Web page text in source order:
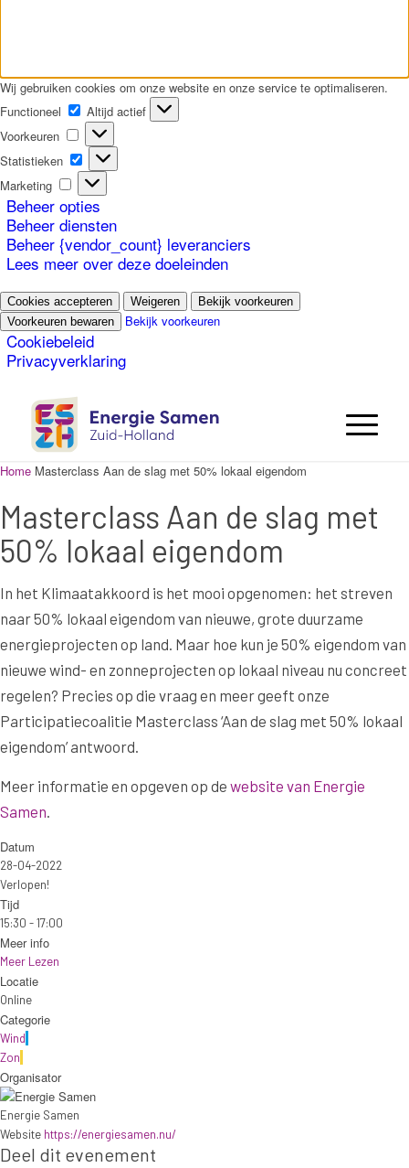
Wij gebruiken cookies om onze website en onze service te optimaliseren.
Functioneel
Functioneel
Altijd actief
Voorkeuren
Voorkeuren
Statistieken
Statistieken
Marketing
Marketing
Beheer opties
Beheer diensten
Beheer {vendor_count} leveranciers
Lees meer over deze doeleinden
Cookies accepteren Weigeren
Bekijk voorkeuren
Voorkeuren bewaren
Bekijk voorkeuren
Cookiebeleid
Privacyverklaring
Home Masterclass Aan de slag met 50% lokaal eigendom
Masterclass Aan de slag met
50% lokaal eigendom
In het Klimaatakkoord is het mooi opgenomen: het streven
naar 50% lokaal eigendom van nieuwe, grote duurzame
energieprojecten op land. Maar hoe kun je 50% eigendom van
nieuwe wind- en zonneprojecten op lokaal niveau nu concreet
regelen? Precies op die vraag en meer geeft onze
Participatiecoalitie Masterclass ‘Aan de slag met 50% lokaal
eigendom’ antwoord.
Meer informatie en opgeven op de website van Energie
Samen
Datum
28-04-2022
Verlopen!
Tijd
15:30 - 17:00
Meer info
Meer Lezen
Locatie
Online
Categorie
Wind
Zon
Organisator
Energie Samen
Website https://energiesamen.nu/
Deel dit evenement